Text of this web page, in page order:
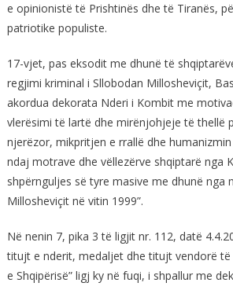
e opinionistë të Prishtinës dhe të Tiranës,
patriotike populiste.
17-vjet, pas eksodit me dhunë të
regjimi kriminal i Sllobodan Millosheviçit,
akordua dekorata Nderi i Kombit me
vlerësimi të lartë dhe mirënjohjeje të thellë
njerëzor, mikpritjen e rrallë dhe
ndaj motrave dhe vëllezërve shqiptarë nga
shpërnguljes së tyre masive me dhunë nga
Millosheviçit në vitin 1999”.
Në nenin 7, pika 3 të ligjit nr. 112, datë
titujt e nderit, medaljet dhe titujt vendorë të
e Shqipërisë” ligj ky në fuqi, i shpallur me